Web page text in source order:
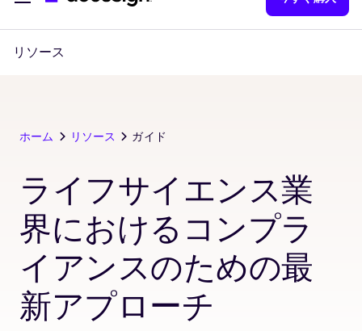
リソース
ホーム リソース ガイド
ライフサイエンス業
界におけるコンプラ
イアンスのための最
新アプローチ